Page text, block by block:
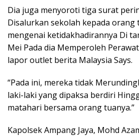
Dia juga menyoroti tiga surat
Disalurkan sekolah kepada
mengenai ketidakhadirannya Di
Mei Pada dia Memperoleh
lapor outlet berita Malaysia Says.
“Pada ini, mereka tidak
laki-laki yang dipaksa berdiri
matahari bersama orang tuanya.”
Kapolsek Ampang Jaya, Mohd